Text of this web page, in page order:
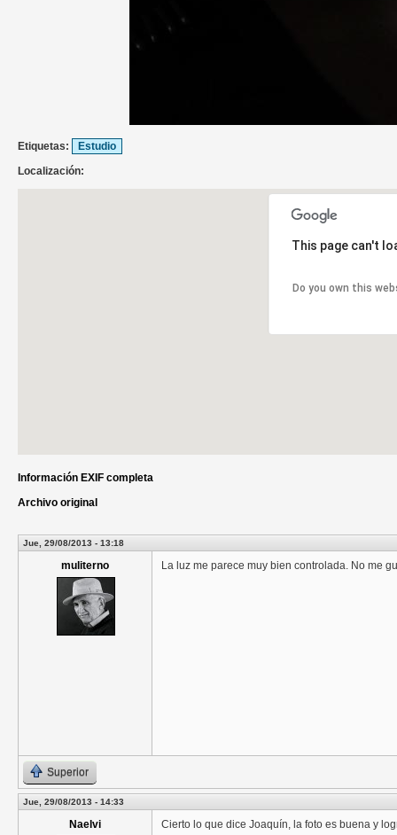
Etiquetas:
Estudio
Localización:
This page can't
Do you own this
Información EXIF completa
Archivo original
Jue, 29/08/2013 - 13:18
muliterno La luz me parece muy bien controlada. No me
Superior
Jue, 29/08/2013 - 14:33
Naelvi Cierto lo que dice Joaquín, la foto es buena y